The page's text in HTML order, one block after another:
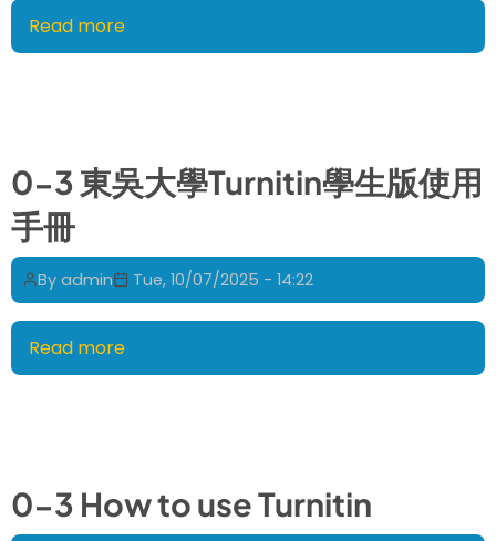
Read more
115
企
管
士
班
考
試
0-3 東吳大學Turnitin學生版使用
手冊
By admin Tue, 10/07/2025 - 14:22
Read more
0-
學
0-3 How to use Turnitin